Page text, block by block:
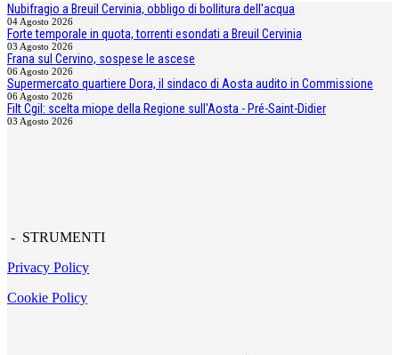
Nubifragio a Breuil Cervinia, obbligo di bollitura dell'acqua
04 Agosto 2026
Forte temporale in quota, torrenti esondati a Breuil Cervinia
03 Agosto 2026
Frana sul Cervino, sospese le ascese
06 Agosto 2026
Supermercato quartiere Dora, il sindaco di Aosta audito in Commissione
06 Agosto 2026
Filt Cgil: scelta miope della Regione sull'Aosta - Pré-Saint-Didier
03 Agosto 2026
- STRUMENTI
Privacy Policy
Cookie Policy